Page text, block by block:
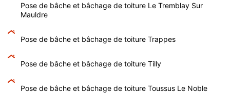
Pose de bâche et bâchage de toiture Le Tremblay Sur
Mauldre
Pose de bâche et bâchage de toiture Trappes
Pose de bâche et bâchage de toiture Tilly
Pose de bâche et bâchage de toiture Toussus Le Noble